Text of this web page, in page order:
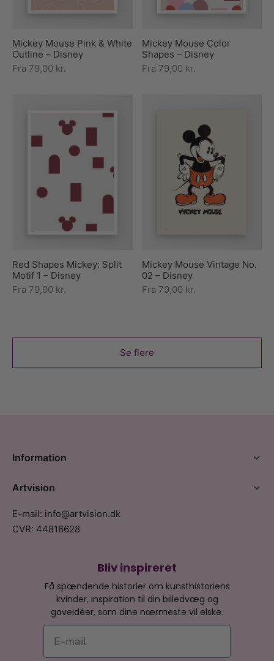
Mickey Mouse Pink & White
Outline – Disney
Fra 79,00 kr.
Mickey Mouse Color
Shapes – Disney
Fra 79,00 kr.
Red Shapes Mickey: Split
Motif 1 – Disney
Fra 79,00 kr.
Mickey Mouse Vintage No.
02 – Disney
Fra 79,00 kr.
Se flere
Bliv inspireret
Få spændende historier om kunsthistoriens
kvinder, inspiration til din billedvæg og
gaveidéer, som dine nærmeste vil elske.
E-mail
Information
Artvision
E-mail: info@artvision.dk
CVR: 44816628